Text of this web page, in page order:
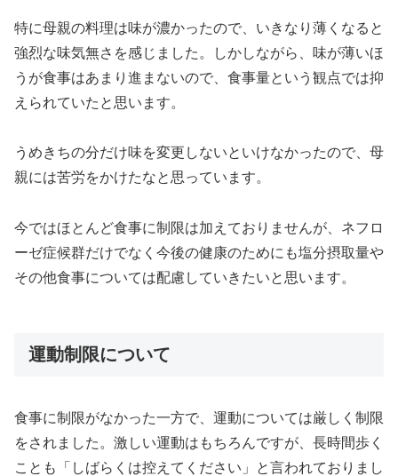
特に母親の料理は味が濃かったので、いきなり薄くなると
強烈な味気無さを感じました。しかしながら、味が薄いほ
うが食事はあまり進まないので、食事量という観点では抑
えられていたと思います。
うめきちの分だけ味を変更しないといけなかったので、母
親には苦労をかけたなと思っています。
今ではほとんど食事に制限は加えておりませんが、ネフロ
ーゼ症候群だけでなく今後の健康のためにも塩分摂取量や
その他食事については配慮していきたいと思います。
運動制限について
食事に制限がなかった一方で、運動については厳しく制限
をされました。激しい運動はもちろんですが、長時間歩く
ことも「しばらくは控えてください」と言われておりまし